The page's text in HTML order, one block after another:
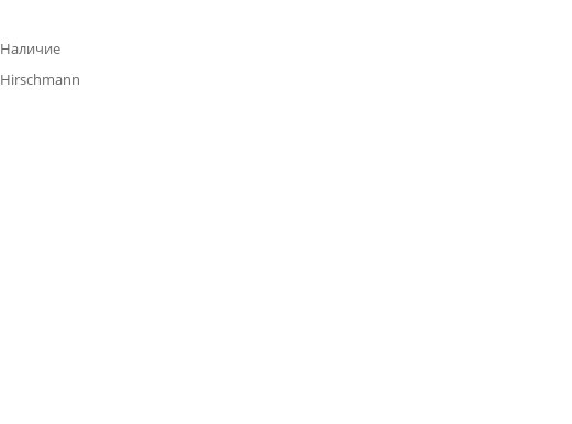
Наличие
Hirschmann